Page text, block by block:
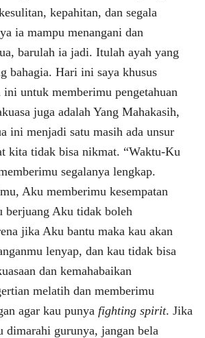
kepahitan, dan segala
ia mampu menangani dan
barulah ia jadi. Itulah ayah yang
bahagia. Hari ini saya khusus
ini untuk memberimu pengetahuan
juga adalah Yang Mahakasih,
ini menjadi satu masih ada unsur
kita tidak bisa nikmat. “Waktu-Ku
segalanya lengkap.
Aku memberimu kesempatan
berjuang Aku tidak boleh
jika Aku bantu maka kau akan
lenyap, dan kau tidak bisa
dan kemahabaikan
melatih dan memberimu
agar kau punya fighting spirit. Jika
dimarahi gurunya, jangan bela